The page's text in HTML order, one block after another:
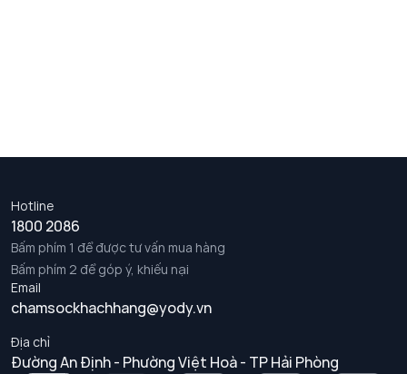
Hotline
1800 2086
Bấm phím 1 để được tư vấn mua hàng
Bấm phím 2 để góp ý, khiếu nại
Email
chamsockhachhang@yody.vn
Địa chỉ
Đường An Định - Phường Việt Hoà - TP Hải Phòng